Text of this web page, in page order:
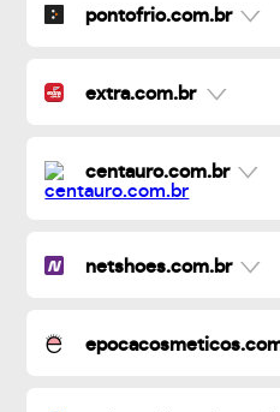
pontofrio.com.br
extra.com.br
centauro.com.br
netshoes.com.br